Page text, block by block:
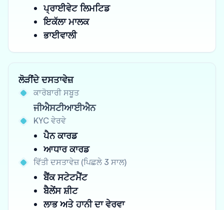
ਪ੍ਰਾਈਵੇਟ ਲਿਮਟਿਡ
ਇਕੱਲਾ ਮਾਲਕ
ਭਾਈਵਾਲੀ
ਲੋੜੀਂਦੇ ਦਸਤਾਵੇਜ਼
ਕਾਰੋਬਾਰੀ ਸਬੂਤ
ਜੀਐਸਟੀਆਈਐਨ
KYC ਵੇਰਵੇ
ਪੈਨ ਕਾਰਡ
ਆਧਾਰ ਕਾਰਡ
ਵਿੱਤੀ ਦਸਤਾਵੇਜ਼ (ਪਿਛਲੇ 3 ਸਾਲ)
ਬੈਂਕ ਸਟੇਟਮੈਂਟ
ਬੈਲੇਂਸ ਸ਼ੀਟ
ਲਾਭ ਅਤੇ ਹਾਨੀ ਦਾ ਵੇਰਵਾ